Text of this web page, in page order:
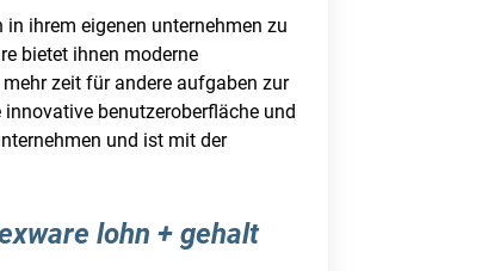
ihrem eigenen unternehmen zu
bietet ihnen moderne
zeit für andere aufgaben zur
benutzeroberfläche und
und ist mit der
lohn + gehalt